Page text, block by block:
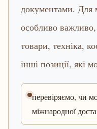
документами. Для
особливо
товари, техніка,
інші позиції, які
перевіряємо, чи
міжнародної